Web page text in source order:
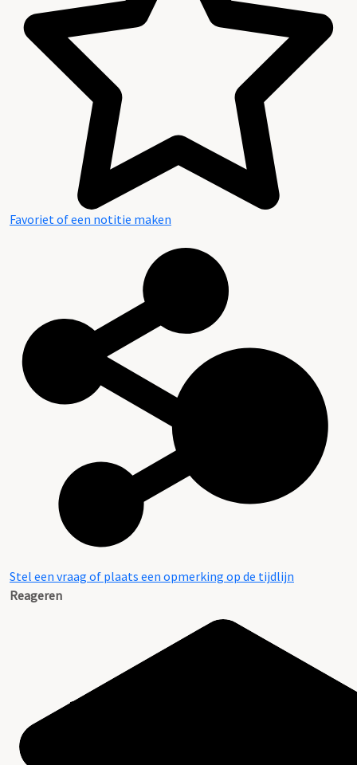
Favoriet of een notitie maken
Stel een vraag of plaats een opmerking op de tijdlijn
Reageren